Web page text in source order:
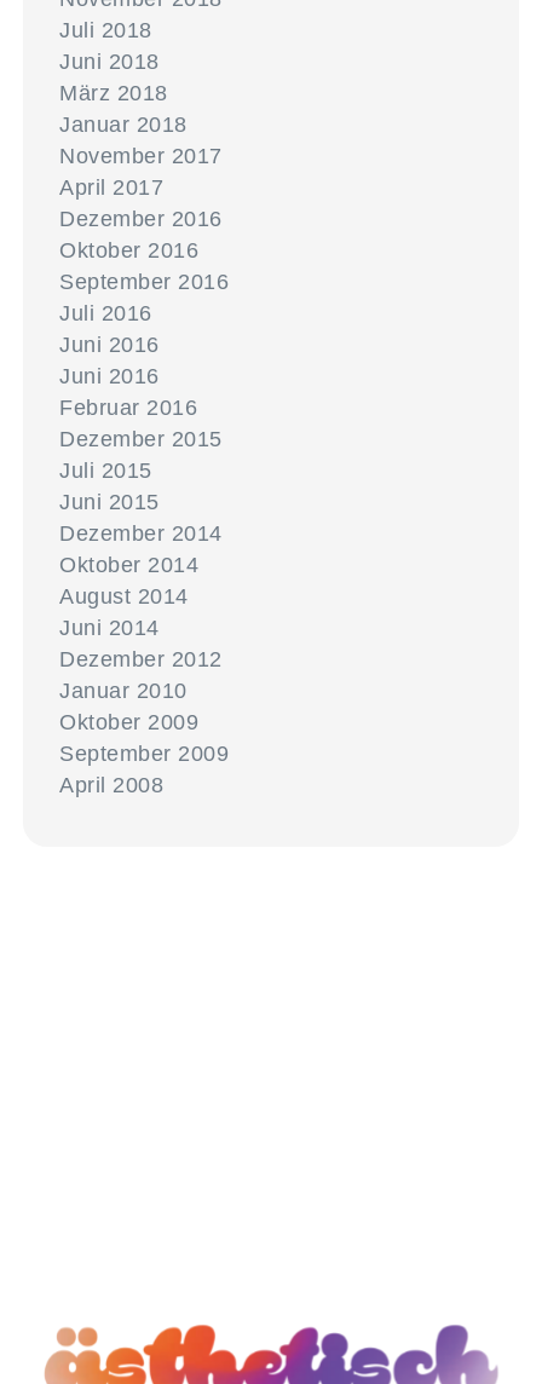
Juli 2018
Juni 2018
März 2018
Januar 2018
November 2017
April 2017
Dezember 2016
Oktober 2016
September 2016
Juli 2016
Juni 2016
Juni 2016
Februar 2016
Dezember 2015
Juli 2015
Juni 2015
Dezember 2014
Oktober 2014
August 2014
Juni 2014
Dezember 2012
Januar 2010
Oktober 2009
September 2009
April 2008